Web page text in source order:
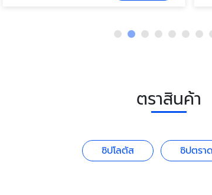
ตราสินค้า
ซิปโลตัส ซิปตรา